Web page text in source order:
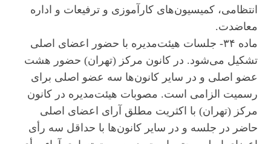
انتظامی، کمیسیون‌های کارآموزی و ترفیعات و اداره
معاضدت.
ماده ۳۴- جلسات هیئت‌مدیره با حضور اعضای اصلی
تشکیل می‌شود. در کانون مرکز (تهران) حضور هشت
عضو اصلی و در سایر کانون‌ها سه عضو اصلی برای
رسمیت الزامی است. مصوبات هیئت‌مدیره در کانون
مرکز (تهران) با اکثریت مطلق آرای اعضای اصلی
حاضر در جلسه و در سایر کانون‌ها با حداقل سه رأی